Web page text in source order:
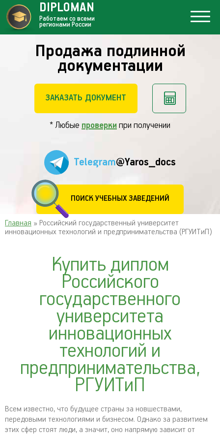
Продажа подлинной
документации
ЗАКАЗАТЬ ДОКУМЕНТ
* Любые проверки при получении
Telegram@Yaros_docs
ПОИСК УЧЕБНЫХ ЗАВЕДЕНИЙ
DIPLOMAN
Работаем со всеми
регионами России
Главная » Российский государственный университет
инновационных технологий и предпринимательства (РГУИТиП)
Купить диплом
Российского
государственного
университета
инновационных
технологий и
предпринимательства,
РГУИТиП
Всем известно, что будущее страны за новшествами,
передовыми технологиями и бизнесом. Однако за развитием
этих сфер стоят люди, а значит, оно напрямую зависит от